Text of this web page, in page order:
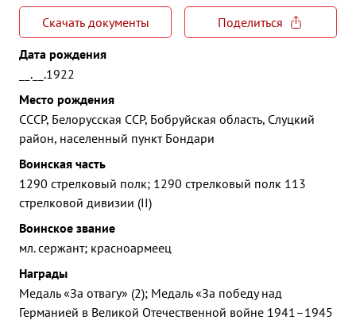
Скачать документы
Поделиться
Дата рождения
__.__.1922
Место рождения
СССР, Белорусская ССР, Бобруйская область, Слуцкий
район, населенный пункт Бондари
Воинская часть
1290 стрелковый полк; 1290 стрелковый полк 113
стрелковой дивизии (II)
Воинское звание
мл. сержант; красноармеец
Награды
Медаль «За отвагу» (2); Медаль «За победу над
Германией в Великой Отечественной войне 1941–1945